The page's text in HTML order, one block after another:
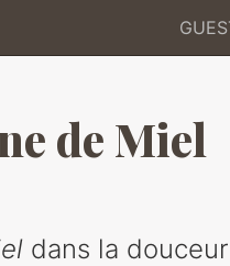
de Miel
dans la douceur